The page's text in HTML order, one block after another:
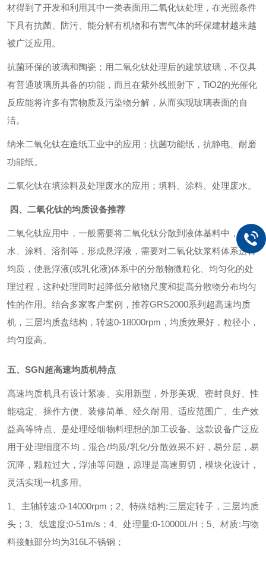
材得到了开发和利用其中一类表面用二氧化钛处理，在光照条件
下具有抗菌、防污、能分解有机物和有害气体的环保建材越来越
被广泛应用。
抗菌环保的玻璃和陶瓷；用二氧化钛处理后的建筑玻璃，不仅具
有普通玻璃所具备的功能，而且在紫外线照射下，TiO2的光催化
反应能将许多有害物质及污染物分解，从而实现玻璃表面的自
洁。
纳米二氧化钛在造纸工业中的应用；抗菌功能纸，抗静电、耐磨
功能纸。
二氧化钛在填涂料及处理废水的应用；填料、涂料、处理废水。
四、二氧化钛的均质设备推荐
二氧化钛应用中，一般需要将二氧化钛分散到液体基料中，如：
水、涂料、溶剂等，形成悬浮液，需要对二氧化钛浆料体系进行
均质，使悬浮液(或乳化液)体系中的分散物微粒化、均匀化的处
理过程，这种处理同时起降低分散物尺度和提高分散物分布均匀
性的作用。结合多家客户案例，推荐GRS2000系列超高速均质
机，三层均质盘结构，转速0-18000rpm，均质效果好，粒径小，
均匀度高。
五、 SGN超高速均质机特点
高速均质机具有设计紧凑、实用新型，外形美观、密封良好、性
能稳定、操作方便、装修简单、经久耐用、适应范围广、生产效
益高等特点、是处理经细物料理想的加工设备。这款设备广泛应
用于处理细度不均，混合/均质/乳化/分散效果不好，易分层，易
沉降，颗粒过大，浮油等问题，原理是高速剪切，模块化设计，
灵活实现一机多用。
1、主轴转速:0-14000rpm；2、特殊结构:三层定转子，三层均质
头；3、线速度;0-51m/s；4、处理量:0-10000L/H；5、材质:与物
料接触部分均为316L不锈钢；